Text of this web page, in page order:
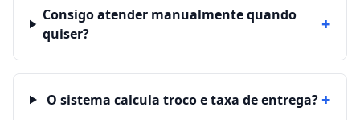
Consigo atender manualmente quando
quiser?
+
O sistema calcula troco e taxa de entrega?+